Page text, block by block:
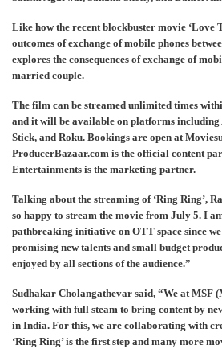
Like how the recent blockbuster movie ‘Love
outcomes of exchange of mobile phones
explores the consequences of exchange of
married couple.
The film can be streamed unlimited times
and it will be available on platforms
Stick, and Roku. Bookings are open at
ProducerBazaar.com is the official content
Entertainments is the marketing partner.
Talking about the streaming of ‘Ring Ring’,
so happy to stream the movie from July 5. I
pathbreaking initiative on OTT space since
promising new talents and small budget
enjoyed by all sections of the audience.”
Sudhakar Cholangathevar said, “We at MSF
working with full steam to bring content by
in India. For this, we are collaborating with
‘Ring Ring’ is the first step and many more